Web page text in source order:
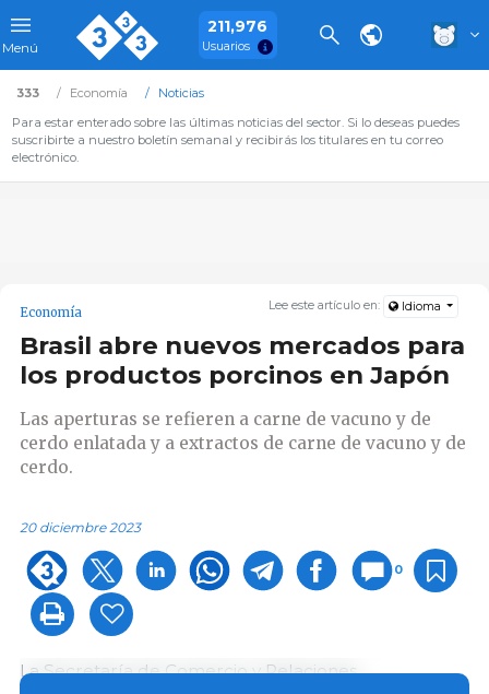
Menú
211,976
Usuarios
333 Economía
Noticias
Para estar enterado sobre las últimas noticias del sector. Si lo deseas puedes
suscribirte a nuestro boletín semanal y recibirás los titulares en tu correo
electrónico.
Lee este artículo en: Idioma
Economía
Brasil abre nuevos mercados para
los productos porcinos en Japón
Las aperturas se refieren a carne de vacuno y de
cerdo enlatada y a extractos de carne de vacuno y de
cerdo.
20 diciembre 2023
0
La Secretaría de Comercio y Relaciones